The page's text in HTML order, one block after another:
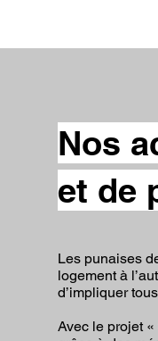
Nos
et de
Les punaises
logement à
d’impliquer
Avec le projet